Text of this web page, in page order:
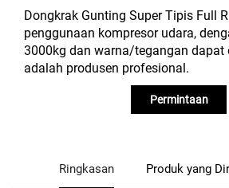
Dongkrak Gunting Super Tipis Full
penggunaan kompresor udara,
3000kg dan warna/tegangan dapat
adalah produsen profesional.
Permintaan
Ringkasan Produk yang